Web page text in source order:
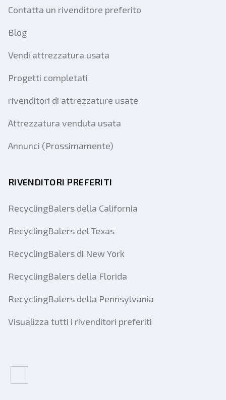
Contatta un rivenditore preferito
Blog
Vendi attrezzatura usata
Progetti completati
rivenditori di attrezzature usate
Attrezzatura venduta usata
Annunci (Prossimamente)
RIVENDITORI PREFERITI
RecyclingBalers della California
RecyclingBalers del Texas
RecyclingBalers di New York
RecyclingBalers della Florida
RecyclingBalers della Pennsylvania
Visualizza tutti i rivenditori preferiti